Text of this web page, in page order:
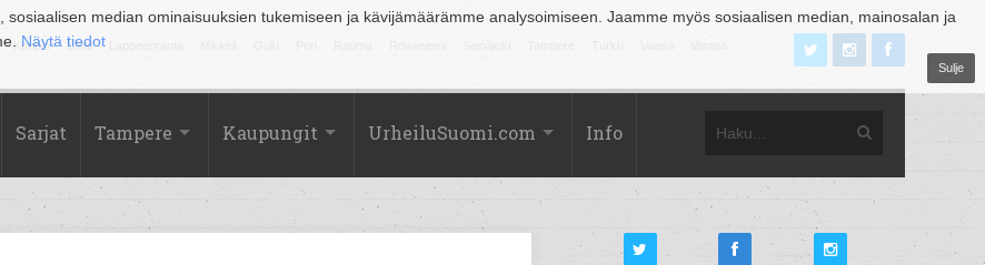
median ominaisuuksien tukemiseen ja kävijämäärämme analysoimiseen. Jaamme myös sosiaalisen median, mainosalan ja
Näytä tiedot
Sulje
Kuopio Lahti
Sarjat Tampere Kaupungit UrheiluSuomi.com Info